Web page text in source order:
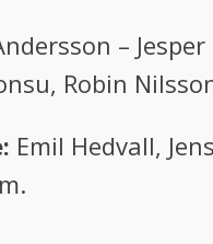
–
Robin
Emil Hedvall,